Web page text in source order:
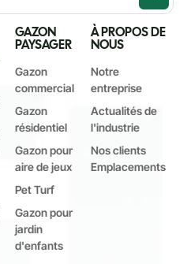
GAZON
PAYSAGER
Gazon
commercial
Gazon
résidentiel
Gazon pour
aire de jeux
Pet Turf
Gazon pour
jardin
d'enfants
À PROPOS DE
NOUS
Notre
entreprise
Actualités de
l'industrie
Nos clients
Emplacements